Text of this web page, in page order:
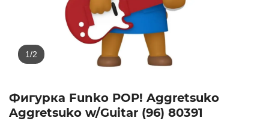
Фигурка Funko POP! Aggretsuko
Aggretsuko w/Guitar (96) 80391